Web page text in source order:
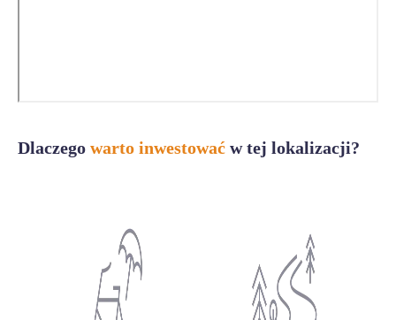
Dlaczego warto inwestować w tej lokalizacji?